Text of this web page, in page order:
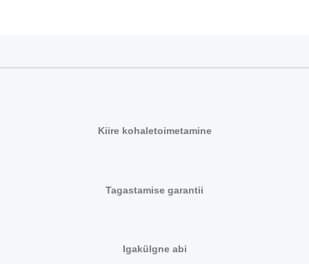
Kiire kohaletoimetamine
Tagastamise garantii
Igakülgne abi